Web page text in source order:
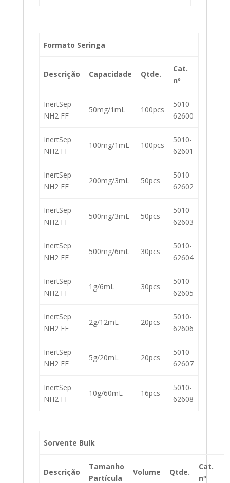
Formato Seringa
Descrição Capacidade Qtde.
Cat.
nº
InertSep
NH2 FF
50mg/1mL 100pcs
5010-
62600
InertSep
NH2 FF
100mg/1mL 100pcs
5010-
62601
InertSep
NH2 FF
200mg/3mL 50pcs
5010-
62602
InertSep
NH2 FF
500mg/3mL 50pcs
5010-
62603
InertSep
NH2 FF
500mg/6mL 30pcs
5010-
62604
InertSep
NH2 FF
1g/6mL 30pcs
5010-
62605
InertSep
NH2 FF
2g/12mL 20pcs
5010-
62606
InertSep
NH2 FF
5g/20mL 20pcs
5010-
62607
InertSep
NH2 FF
10g/60mL 16pcs
5010-
62608
Sorvente Bulk
Descrição
Tamanho
Partícula
Volume Qtde.
Cat.
nº